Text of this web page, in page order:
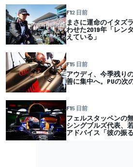
F12 日前
まさに運命のイタズ
わせた2019年「レン
えている」
F15 日前
アウディ、今季残り
善に集中へ。PUの次
F15 日前
フェルスタッペンの
シングブルズ代表、
アドバイス「彼の振